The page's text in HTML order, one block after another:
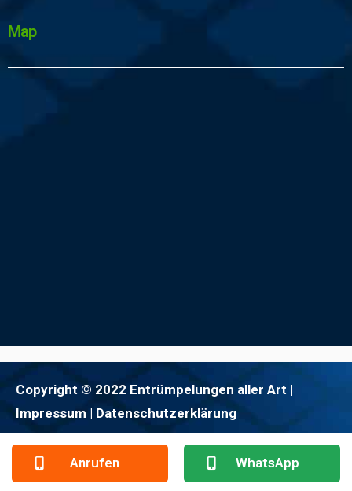
Map
Copyright © 2022 Entrümpelungen aller Art |
Impressum | Datenschutzerklärung
Anrufen WhatsApp